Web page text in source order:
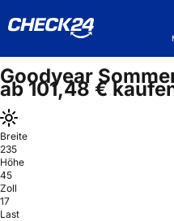
Goodyear
ab 101,48 €
Breite
235
Höhe
45
Zoll
17
Last